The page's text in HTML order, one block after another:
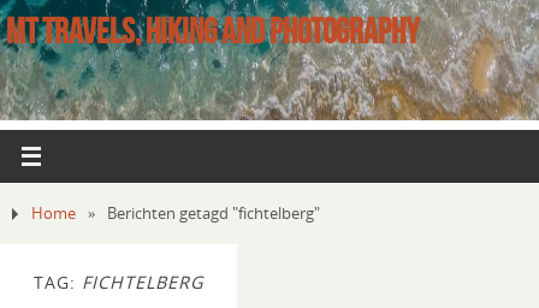
MT TRAVELS, HIKING AND PHOTOGRAPHY
Home » Berichten getagd "fichtelberg"
TAG: FICHTELBERG